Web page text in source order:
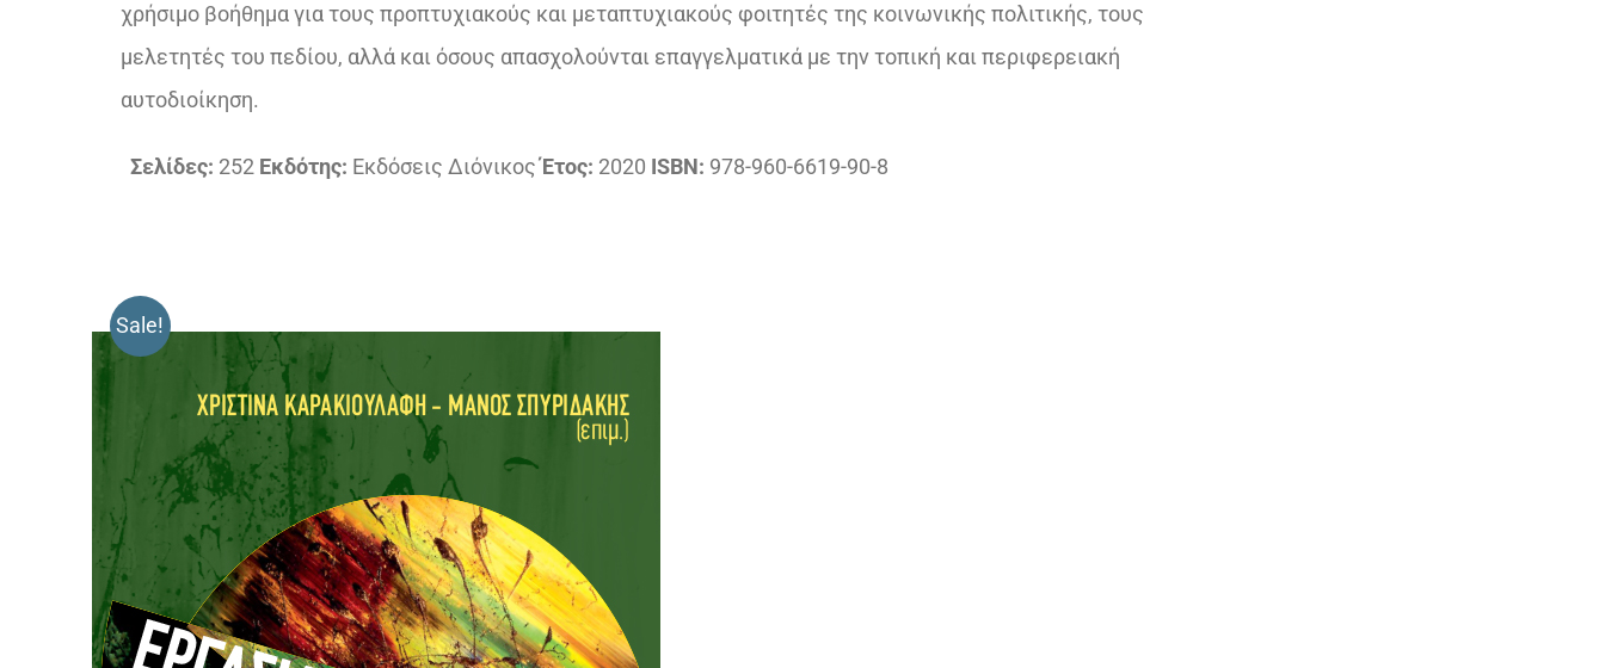
χρήσιμο βοήθημα για τους προπτυχιακούς και μεταπτυχιακούς φοιτητές της κοινωνικής πολιτικής, τους
μελετητές του πεδίου, αλλά και όσους απασχολούνται επαγγελματικά με την τοπική και περιφερειακή
αυτοδιοίκηση.
Σελίδες: 252 Εκδότης: Εκδόσεις ΔιόνικοςΈτος: 2020 ISBN: 978-960-6619-90-8
Sale!